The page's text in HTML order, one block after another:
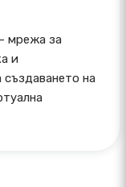
мрежа за
и
на